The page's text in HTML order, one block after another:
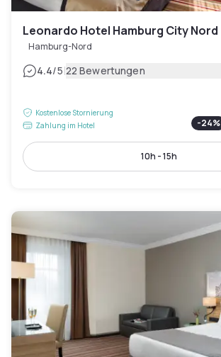
Leonardo Hotel Hamburg City Nord
Hamburg-Nord
4.4/5|22 Bewertungen
Kostenlose Stornierung
Zahlung im Hotel
-24%
10h - 15h